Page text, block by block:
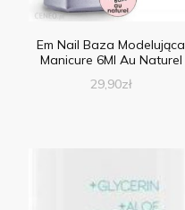
Em Nail Baza Modelująca
Manicure 6Ml Au Naturel
29,90zł